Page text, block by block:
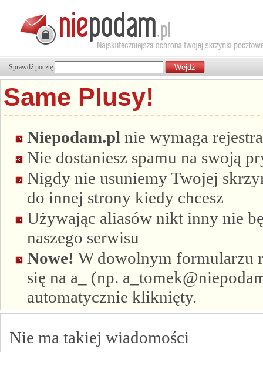
Sprawdź pocztę
Same Plusy!
Niepodam.pl nie wymaga
Nie dostaniesz spamu na swoją
Nigdy nie usuniemy Twojej
do innej strony kiedy chcesz
Używając aliasów nikt inny nie
naszego serwisu
Nowe! W dowolnym formularzu
się na a_ (np.
automatycznie kliknięty.
Nie ma takiej wiadomości